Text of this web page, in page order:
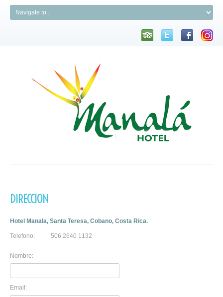
DIRECCION
Hotel Manala, Santa Teresa, Cobano, Costa Rica.
Telefono: 506 2640 1132
Nombre:
Email: